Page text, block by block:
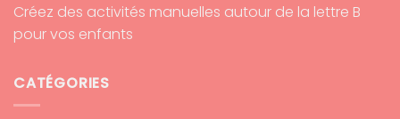
Créez des activités manuelles autour de la lettre B
pour vos enfants
CATÉGORIES